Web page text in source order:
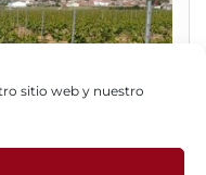
sitio web y nuestro